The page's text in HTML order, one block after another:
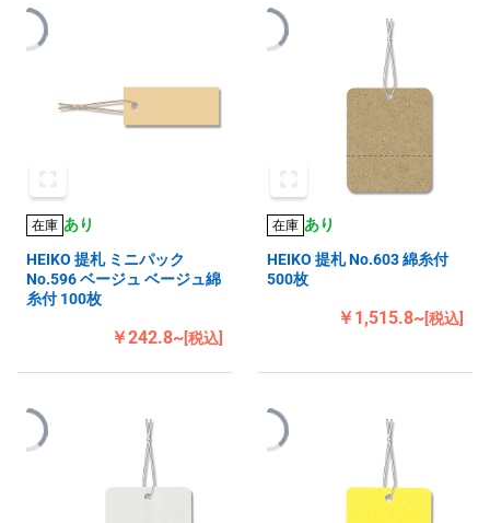
在庫 あり
HEIKO 提札 ミニパック
No.596 ベージュ ベージュ綿
糸付 100枚
￥242.8~[税込]
在庫 あり
HEIKO 提札 No.603 綿糸付
500枚
￥1,515.8~[税込]